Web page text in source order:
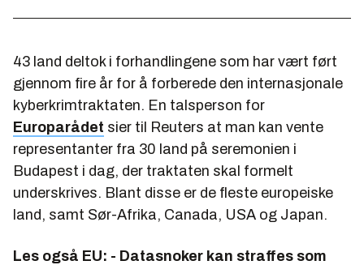
43 land deltok i forhandlingene som har vært ført
gjennom fire år for å forberede den internasjonale
kyberkrimtraktaten. En talsperson for
Europarådet sier til Reuters at man kan vente
representanter fra 30 land på seremonien i
Budapest i dag, der traktaten skal formelt
underskrives. Blant disse er de fleste europeiske
land, samt Sør-Afrika, Canada, USA og Japan.
Les også EU: - Datasnoker kan straffes som